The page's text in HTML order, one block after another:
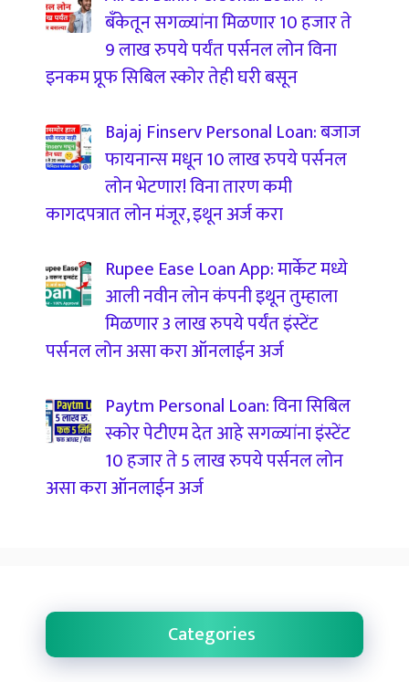
बँकेतून सगळ्यांना मिळणार 10 हजार ते
9 लाख रुपये पर्यंत पर्सनल लोन विना
इनकम प्रूफ सिबिल स्कोर तेही घरी बसून
Bajaj Finserv Personal Loan: बजाज
फायनान्स मधून 10 लाख रुपये पर्सनल
लोन भेटणार! विना तारण कमी
कागदपत्रात लोन मंजूर, इथून अर्ज करा
Rupee Ease Loan App: मार्केट मध्ये
आली नवीन लोन कंपनी इथून तुम्हाला
मिळणार 3 लाख रुपये पर्यंत इंस्टेंट
पर्सनल लोन असा करा ऑनलाईन अर्ज
Paytm Personal Loan: विना सिबिल
स्कोर पेटीएम देत आहे सगळ्यांना इंस्टेंट
10 हजार ते 5 लाख रुपये पर्सनल लोन
असा करा ऑनलाईन अर्ज
Categories